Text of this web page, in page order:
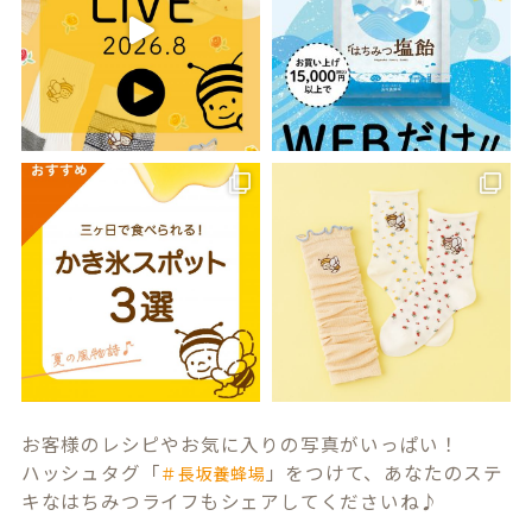
お客様のレシピやお気に入りの写真がいっぱい！
ハッシュタグ「＃長坂養蜂場 」をつけて、あなたのステ
キなはちみつライフもシェアしてくださいね♪